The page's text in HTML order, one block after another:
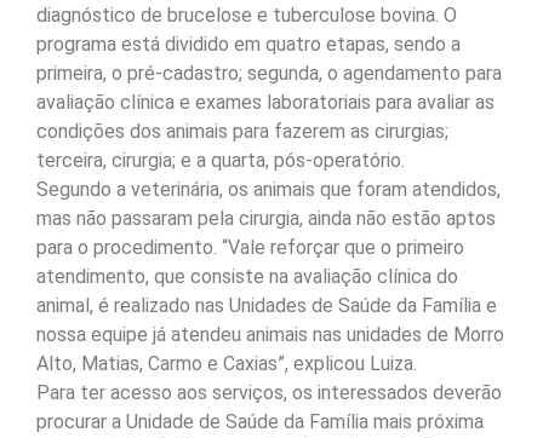
diagnóstico de brucelose e tuberculose bovina. O
programa está dividido em quatro etapas, sendo a
primeira, o pré-cadastro; segunda, o agendamento para
avaliação clínica e exames laboratoriais para avaliar as
condições dos animais para fazerem as cirurgias;
terceira, cirurgia; e a quarta, pós-operatório.
Segundo a veterinária, os animais que foram atendidos,
mas não passaram pela cirurgia, ainda não estão aptos
para o procedimento. “Vale reforçar que o primeiro
atendimento, que consiste na avaliação clínica do
animal, é realizado nas Unidades de Saúde da Família e
nossa equipe já atendeu animais nas unidades de Morro
Alto, Matias, Carmo e Caxias”, explicou Luiza.
Para ter acesso aos serviços, os interessados deverão
procurar a Unidade de Saúde da Família mais próxima